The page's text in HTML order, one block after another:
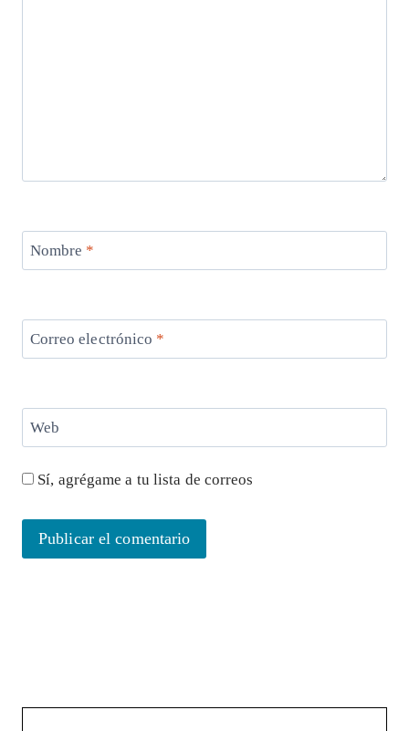
Nombre *
Correo electrónico *
Web
Sí, agrégame a tu lista de correos